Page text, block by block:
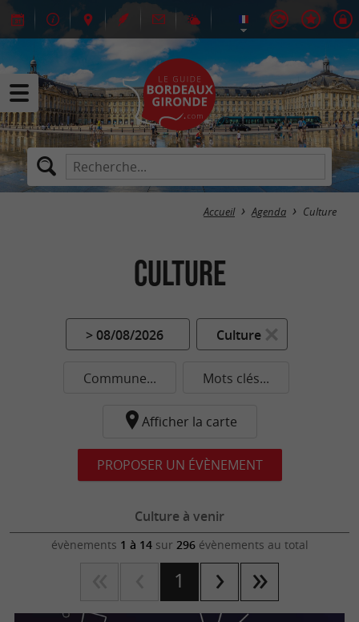
Accueil Agenda Culture
Culture
> 08/08/2026 Culture
Commune... Mots clés...
Afficher la carte
PROPOSER UN ÉVÈNEMENT
Culture à venir
évènements 1 à 14sur 296évènements au total
1